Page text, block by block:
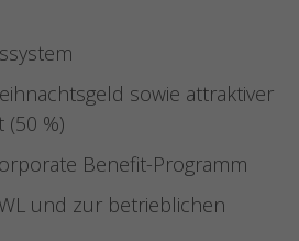
sowie attraktiver
(50 %)
Benefit-Programm
und zur betrieblichen